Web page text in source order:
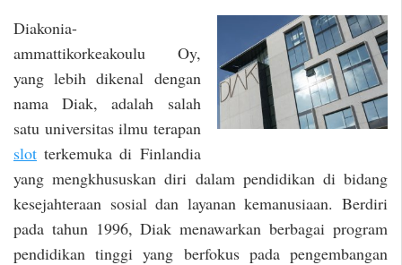
Diakonia-
ammattikorkeakoulu Oy,
yang lebih dikenal dengan
nama Diak, adalah salah
satu universitas ilmu terapan
slot terkemuka di Finlandia
yang mengkhususkan diri dalam pendidikan di bidang
kesejahteraan sosial dan layanan kemanusiaan. Berdiri
pada tahun 1996, Diak menawarkan berbagai program
pendidikan tinggi yang berfokus pada pengembangan